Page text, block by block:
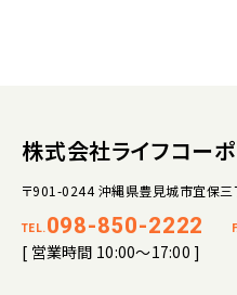
株式会社ライフコー
〒901-0244 沖縄県豊見城市宜保三
TEL. 098-850-2222
[ 営業時間 10:00～17:00 ]